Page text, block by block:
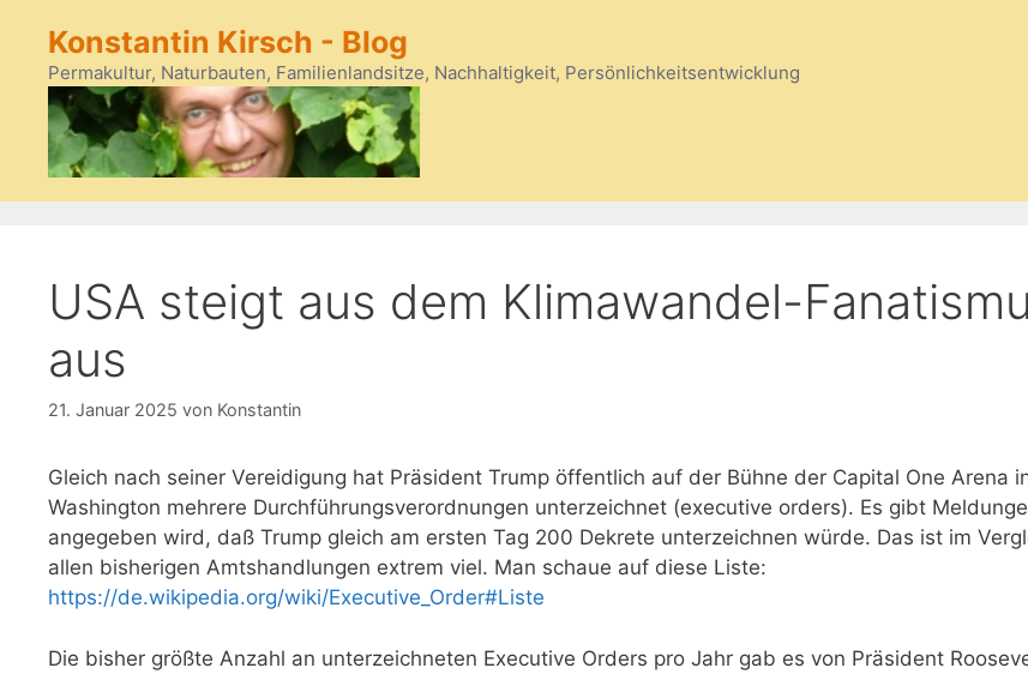
springen
Konstantin Kirsch - Blog
Permakultur, Naturbauten, Familienlandsitze, Nachhaltigkeit, Persönlichkeitsentwicklung
USA steigt aus dem Klimawandel-
aus
21. Januar 2025 von Konstantin
Gleich nach seiner Vereidigung hat Präsident Trump öffentlich auf der Bühne der Capital One Arena
Washington mehrere Durchführungsverordnungen unterzeichnet (executive orders). Es gibt
angegeben wird, daß Trump gleich am ersten Tag 200 Dekrete unterzeichnen würde. Das ist im
allen bisherigen Amtshandlungen extrem viel. Man schaue auf diese Liste:
https://de.wikipedia.org/wiki/Executive_Order#Liste
Die bisher größte Anzahl an unterzeichneten Executive Orders pro Jahr gab es von Präsident